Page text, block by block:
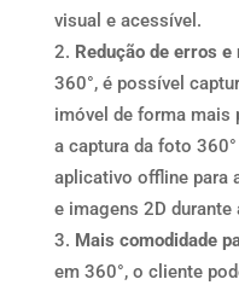
visual e acessível.
Redução de erros
360°, é possível
imóvel de forma mais
a captura da foto
aplicativo offline para
e imagens 2D durante
Mais comodidade
em 360°, o cliente